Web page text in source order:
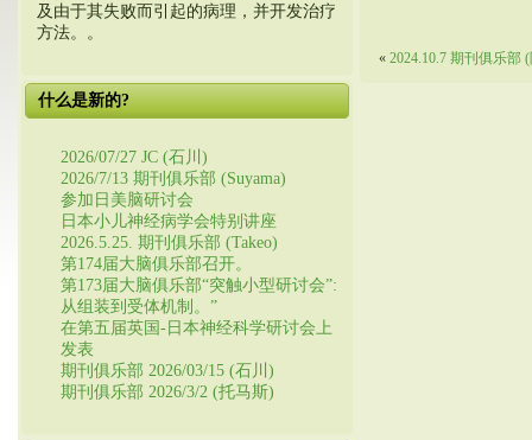
及由于其失败而引起的病理，并开发治疗
方法。。
什么是新的?
2026/07/27 JC (石川)
2026/7/13 期刊俱乐部 (Suyama)
参加日美脑研讨会
日本小儿神经病学会特别讲座
2026.5.25. 期刊俱乐部 (Takeo)
第174届大脑俱乐部召开。
第173届大脑俱乐部“突触小型研讨会”:
从组装到受体机制。”
在第五届英国-日本神经科学研讨会上
发表
期刊俱乐部 2026/03/15 (石川)
期刊俱乐部 2026/3/2 (托马斯)
« 2024.10.7 期刊俱乐部